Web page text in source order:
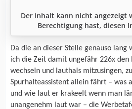
Der Inhalt kann nicht angezeigt
Berechtigung hast, diesen
Da die an dieser Stelle genauso
ich die Zeit damit ungefähr 226x den
wechseln und lauthals mitzusingen,
Spurhalteassistent allein fährt – was
und wie laut er krakeelt wenn man
unangenehm laut war – die